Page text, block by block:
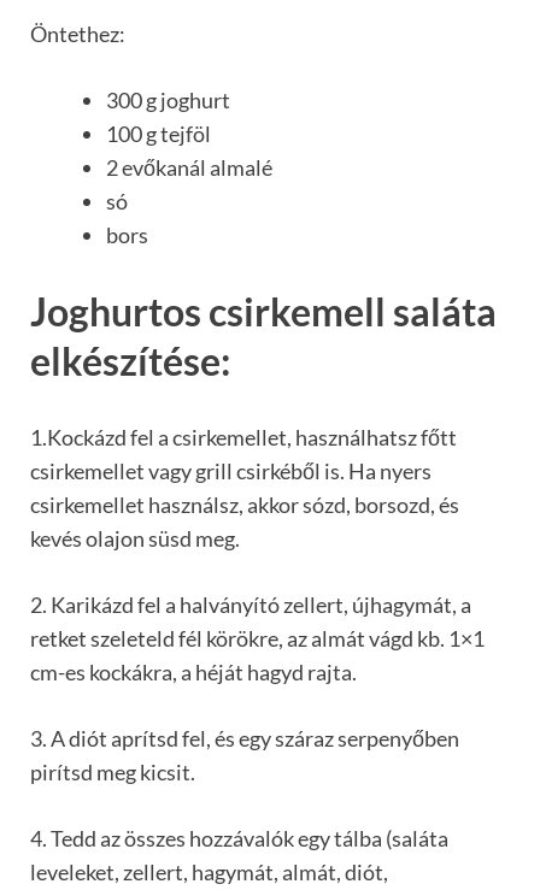
Öntethez:
300 g joghurt
100 g tejföl
2 evőkanál almalé
só
bors
Joghurtos csirkemell saláta
elkészítése:
1.Kockázd fel a csirkemellet, használhatsz főtt
csirkemellet vagy grill csirkéből is. Ha nyers
csirkemellet használsz, akkor sózd, borsozd, és
kevés olajon süsd meg.
2. Karikázd fel a halványító zellert, újhagymát, a
retket szeleteld fél körökre, az almát vágd kb. 1×1
cm-es kockákra, a héját hagyd rajta.
3. A diót aprítsd fel, és egy száraz serpenyőben
pirítsd meg kicsit.
4. Tedd az összes hozzávalók egy tálba (saláta
leveleket, zellert, hagymát, almát, diót,